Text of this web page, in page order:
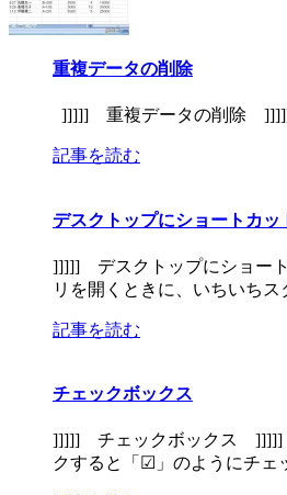
重複データの削除
]]]]] 重複データの削除 ]]]]]
記事を読む
デスクトップにショートカッ
]]]]] デスクトップにショー
リを開くときに、いちいちス
記事を読む
チェックボックス
]]]]] チェックボックス ]]]]]
クすると「☑」のようにチェ